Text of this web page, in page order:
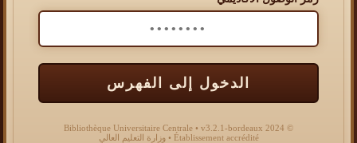
الدخول إلى الفهرس
© 2024 Bibliothèque Universitaire Centrale • v3.2.1-bordeaux
Établissement accrédité • وزارة التعليم العالي